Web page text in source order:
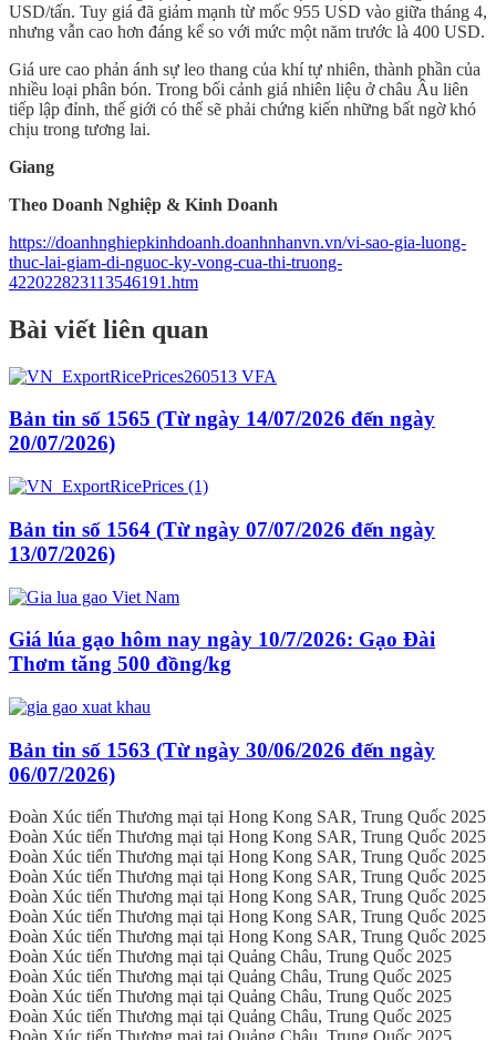
USD/tấn. Tuy giá đã giảm mạnh từ mốc 955 USD vào giữa tháng 4,
nhưng vẫn cao hơn đáng kể so với mức một năm trước là 400 USD.
Giá ure cao phản ánh sự leo thang của khí tự nhiên, thành phần của
nhiều loại phân bón. Trong bối cảnh giá nhiên liệu ở châu Âu liên
tiếp lập đỉnh, thế giới có thể sẽ phải chứng kiến những bất ngờ khó
chịu trong tương lai.
Giang
Theo Doanh Nghiệp & Kinh Doanh
https://doanhnghiepkinhdoanh.doanhnhanvn.vn/vi-sao-gia-luong-
thuc-lai-giam-di-nguoc-ky-vong-cua-thi-truong-
422022823113546191.htm
Bài viết liên quan
Bản tin số 1565 (Từ ngày 14/07/2026 đến ngày
20/07/2026)
Bản tin số 1564 (Từ ngày 07/07/2026 đến ngày
13/07/2026)
Giá lúa gạo hôm nay ngày 10/7/2026: Gạo Đài
Thơm tăng 500 đồng/kg
Bản tin số 1563 (Từ ngày 30/06/2026 đến ngày
06/07/2026)
Đoàn Xúc tiến Thương mại tại Hong Kong SAR, Trung Quốc 2025
Đoàn Xúc tiến Thương mại tại Hong Kong SAR, Trung Quốc 2025
Đoàn Xúc tiến Thương mại tại Hong Kong SAR, Trung Quốc 2025
Đoàn Xúc tiến Thương mại tại Hong Kong SAR, Trung Quốc 2025
Đoàn Xúc tiến Thương mại tại Hong Kong SAR, Trung Quốc 2025
Đoàn Xúc tiến Thương mại tại Hong Kong SAR, Trung Quốc 2025
Đoàn Xúc tiến Thương mại tại Hong Kong SAR, Trung Quốc 2025
Đoàn Xúc tiến Thương mại tại Quảng Châu, Trung Quốc 2025
Đoàn Xúc tiến Thương mại tại Quảng Châu, Trung Quốc 2025
Đoàn Xúc tiến Thương mại tại Quảng Châu, Trung Quốc 2025
Đoàn Xúc tiến Thương mại tại Quảng Châu, Trung Quốc 2025